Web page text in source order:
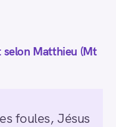
selon Matthieu (Mt
foules, Jésus